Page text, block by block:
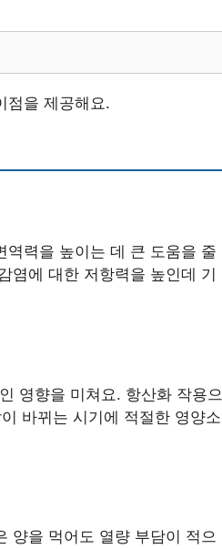
점을 제공해요.
역력을 높이는 데 큰 도움을 줄
염에 대한 저항력을 높인데 기
영향을 미쳐요. 항산화 작용으
바뀌는 시기에 적절한 영양소
양을 먹어도 열량 부담이 적으